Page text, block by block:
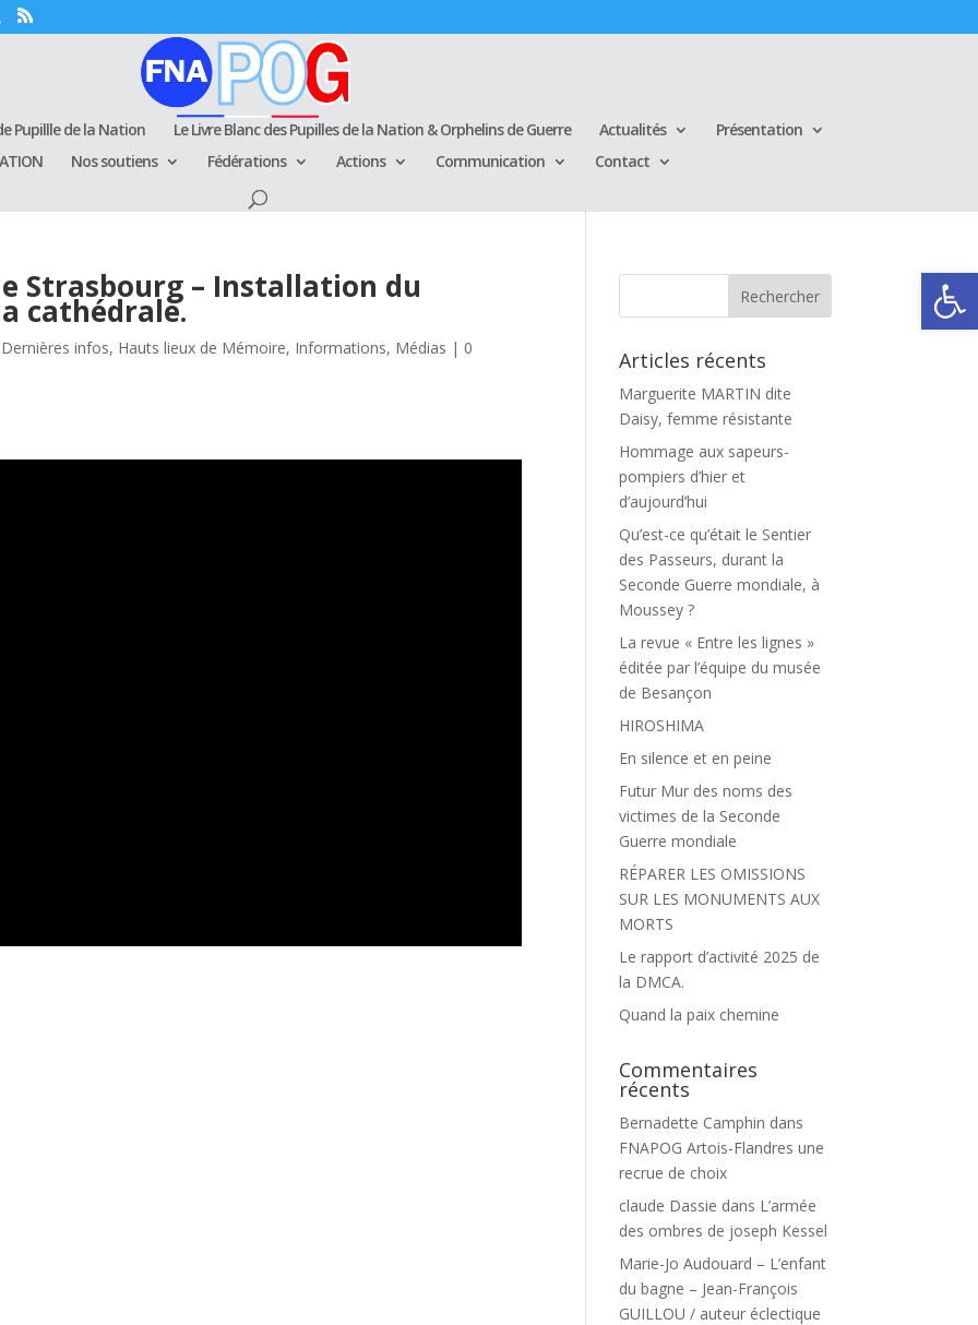
Ouvrir
Pupillle de la Nation Le Livre Blanc des Pupilles de la Nation & Orphelins de Guerre Actualités
Présentation
Nos soutiens Fédérations Actions Communication Contact
Strasbourg – Installation du
cathédrale.
Dernières infos, Hauts lieux de Mémoire, Informations, Médias | 0
Articles récents
Marguerite MARTIN dite
Daisy, femme résistante
Hommage aux sapeurs-
pompiers d’hier et
d’aujourd’hui
Qu’est-ce qu’était le Sentier
des Passeurs, durant la
Seconde Guerre mondiale, à
Moussey ?
La revue « Entre les lignes »
éditée par l’équipe du musée
de Besançon
HIROSHIMA
En silence et en peine
Futur Mur des noms des
victimes de la Seconde
Guerre mondiale
RÉPARER LES OMISSIONS
SUR LES MONUMENTS AUX
MORTS
Le rapport d’activité 2025 de
la DMCA.
Quand la paix chemine
Commentaires
récents
Bernadette Camphin dans
FNAPOG Artois-Flandres une
recrue de choix
claude Dassie dans L’armée
des ombres de joseph Kessel
Marie-Jo Audouard – L’enfant
du bagne – Jean-François
GUILLOU / auteur éclectique